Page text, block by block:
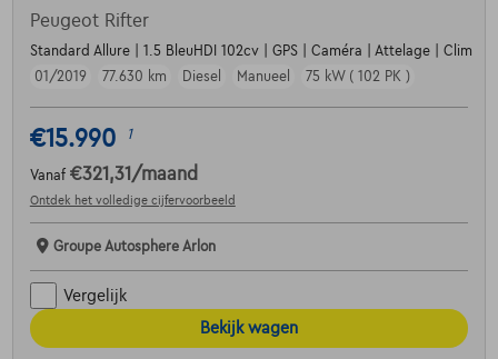
Peugeot Rifter
Standard Allure | 1.5 BleuHDI 102cv | GPS | Caméra | Attelage | Clim
01/2019
77.630 km Diesel Manueel 75 kW ( 102 PK )
€15.990 1
Vanaf €321,31 /maand
Ontdek het volledige cijfervoorbeeld
Groupe Autosphere Arlon
Vergelijk
Bekijk wagen